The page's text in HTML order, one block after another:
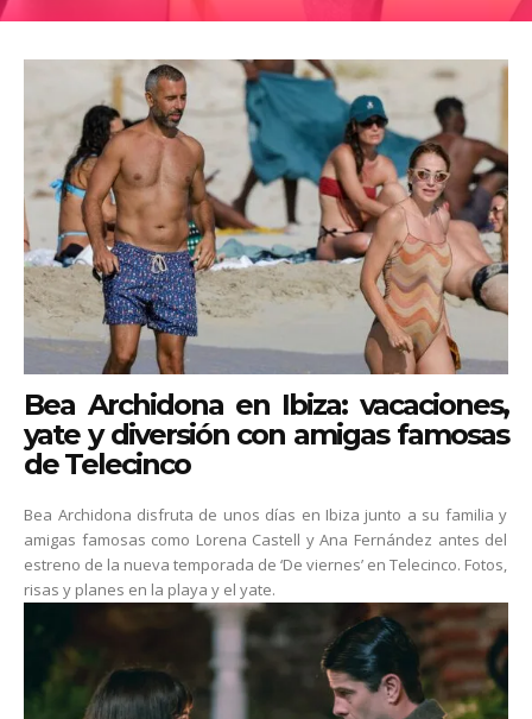
Bea Archidona en Ibiza: vacaciones,
yate y diversión con amigas famosas
de Telecinco
Bea Archidona disfruta de unos días en Ibiza junto a su familia y
amigas famosas como Lorena Castell y Ana Fernández antes del
estreno de la nueva temporada de ‘De viernes’ en Telecinco. Fotos,
risas y planes en la playa y el yate.